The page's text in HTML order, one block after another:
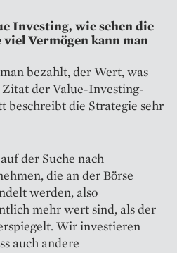
Investing, wie sehen die
Vermögen kann man
bezahlt, der Wert, was
Zitat der Value-Investing-
beschreibt die Strategie sehr
der Suche nach
die an der Börse
werden, also
mehr wert sind, als der
Wir investieren
auch andere